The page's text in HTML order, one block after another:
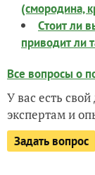
(смородина,
Стоит ли
приводит ли
Все вопросы о
У вас есть
экспертам и
Задать вопрос